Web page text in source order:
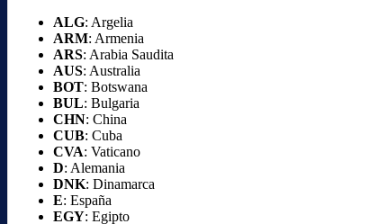
ALG: Argelia
ARM: Armenia
ARS: Arabia Saudita
AUS: Australia
BOT: Botswana
BUL: Bulgaria
CHN: China
CUB: Cuba
CVA: Vaticano
D: Alemania
DNK: Dinamarca
E: España
EGY: Egipto